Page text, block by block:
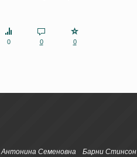
0
0 0
Антонина Семеновна Барни Стинсон